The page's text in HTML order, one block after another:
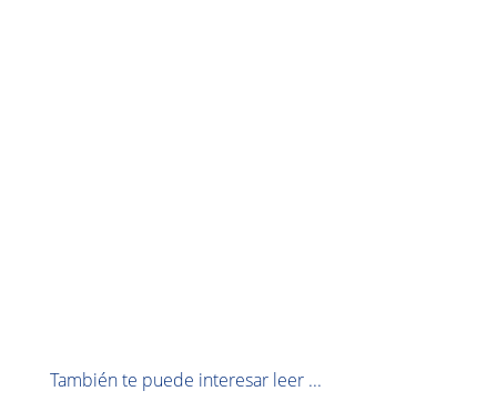
También te puede interesar leer ...